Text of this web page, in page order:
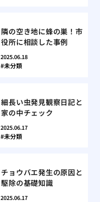
隣の空き地に蜂の巣！市
役所に相談した事例
2025.06.18
未分類
細長い虫発見観察日記と
家の中チェック
2025.06.17
未分類
チョウバエ発生の原因と
駆除の基礎知識
2025.06.17